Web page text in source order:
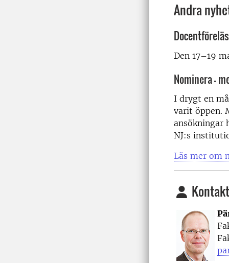
Andra
Den 17–19
Nominera –
I drygt en
varit öppen.
ansökningar
NJ:s
Läs mer om